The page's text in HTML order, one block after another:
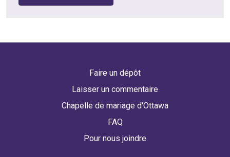
Faire un dépôt
Laisser un commentaire
Chapelle de mariage d'Ottawa
FAQ
Pour nous joindre